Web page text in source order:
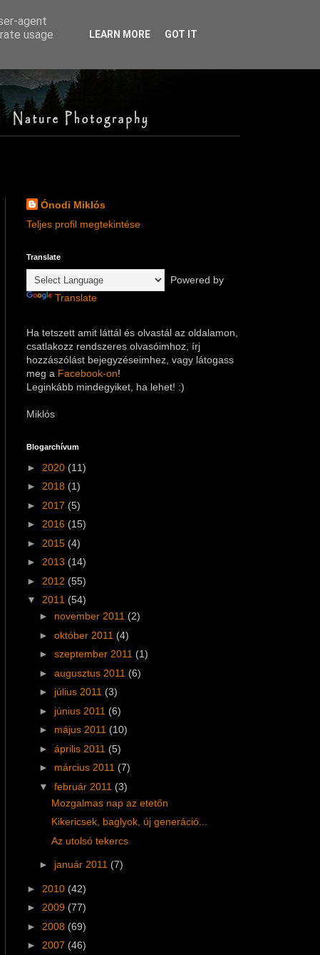
Ónodi Miklós
Teljes profil megtekintése
Translate
Powered by
Translate
Ha tetszett amit láttál és olvastál az oldalamon,
csatlakozz rendszeres olvasóimhoz, írj
hozzászólást bejegyzéseimhez , vagy látogass
meg a Facebook-on!
Leginkább mindegyiket, ha lehet! :)
Miklós
Blogarchívum
► 2020 (11)
► 2018 (1)
► 2017 (5)
► 2016 (15)
► 2015 (4)
► 2013 (14)
► 2012 (55)
▼ 2011 (54)
► november 2011 (2)
► október 2011 (4)
► szeptember 2011 (1)
► augusztus 2011 (6)
► július 2011 (3)
► június 2011 (6)
► május 2011 (10)
► április 2011 (5)
► március 2011 (7)
▼ február 2011 (3)
Mozgalmas nap az etetőn
Kikericsek, baglyok, új generáció...
Az utolsó tekercs
► január 2011 (7)
► 2010 (42)
► 2009 (77)
► 2008 (69)
► 2007 (46)
agent
usage
LEARN MORE GOT IT